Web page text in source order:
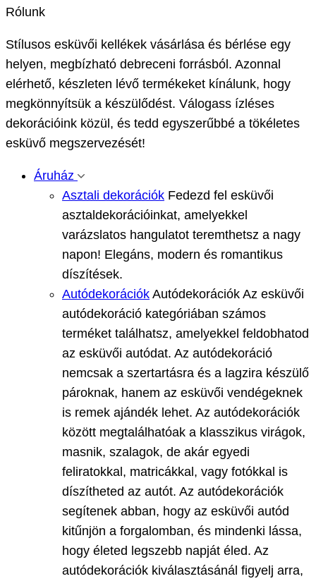
Rólunk
Stílusos esküvői kellékek vásárlása és bérlése egy
helyen, megbízható debreceni forrásból. Azonnal
elérhető, készleten lévő termékeket kínálunk, hogy
megkönnyítsük a készülődést. Válogass ízléses
dekorációink közül, és tedd egyszerűbbé a tökéletes
esküvő megszervezését!
Áruház
Asztali dekorációk Fedezd fel esküvői
asztaldekorációinkat, amelyekkel
varázslatos hangulatot teremthetsz a nagy
napon! Elegáns, modern és romantikus
díszítések.
Autódekorációk Autódekorációk Az esküvői
autódekoráció kategóriában számos
terméket találhatsz, amelyekkel feldobhatod
az esküvői autódat. Az autódekoráció
nemcsak a szertartásra és a lagzira készülő
pároknak, hanem az esküvői vendégeknek
is remek ajándék lehet. Az autódekorációk
között megtalálhatóak a klasszikus virágok,
masnik, szalagok, de akár egyedi
feliratokkal, matricákkal, vagy fotókkal is
díszítheted az autót. Az autódekorációk
segítenek abban, hogy az esküvői autód
kitűnjön a forgalomban, és mindenki lássa,
hogy életed legszebb napját éled. Az
autódekorációk kiválasztásánál figyelj arra,